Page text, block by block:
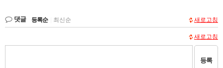
댓글 등록순 최신순 새로고침
새로고침
등록